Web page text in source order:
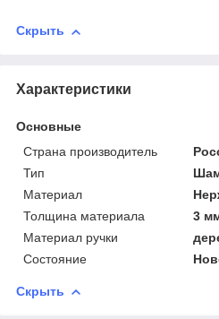
Скрыть
Характеристики
Основные
Страна производитель
Тип
Материал
Толщина материала
3
Материал ручки
Состояние
Скрыть